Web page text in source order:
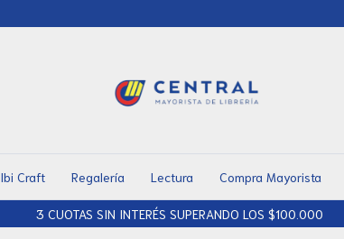
3 CUOTAS SIN INTERÉS SUPERANDO LOS $100.000
Ibi Craft Regalería Lectura Compra Mayorista